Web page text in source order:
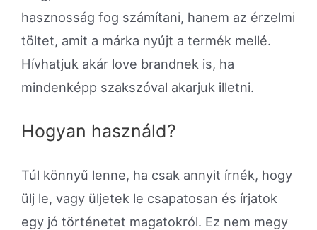
hasznosság fog számítani, hanem az érzelmi
töltet, amit a márka nyújt a termék mellé.
Hívhatjuk akár love brandnek is, ha
mindenképp szakszóval akarjuk illetni.
Hogyan használd?
Túl könnyű lenne, ha csak annyit írnék, hogy
ülj le, vagy üljetek le csapatosan és írjatok
egy jó történetet magatokról. Ez nem megy